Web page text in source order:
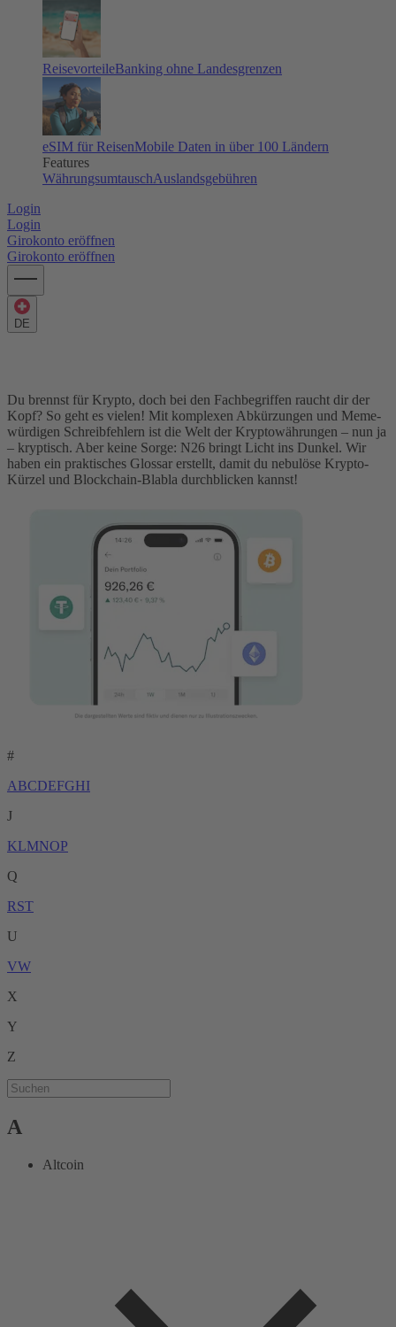
ReisevorteileBanking ohne Landesgrenzen
eSIM für ReisenMobile Daten in über 100 Ländern
Features
WährungsumtauschAuslandsgebühren
Login
Login
Girokonto eröffnen
Girokonto eröffnen
DE
Du brennst für Krypto, doch bei den Fachbegriffen raucht dir der
Kopf? So geht es vielen! Mit komplexen Abkürzungen und Meme-
würdigen Schreibfehlern ist die Welt der Kryptowährungen – nun ja
– kryptisch. Aber keine Sorge: N26 bringt Licht ins Dunkel. Wir
haben ein praktisches Glossar erstellt, damit du nebulöse Krypto-
Kürzel und Blockchain-Blabla durchblicken kannst!
#
ABCDEFGHI
J
KLMNOP
Q
RST
U
VW
X
Y
Z
A
Altcoin